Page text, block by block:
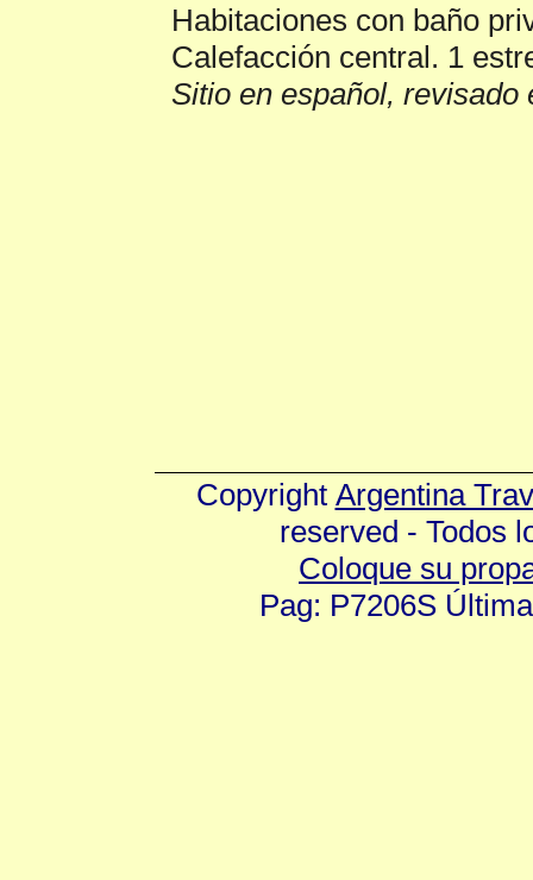
Habitaciones con baño
Calefacción central. 1
Sitio en español, revisado
Copyright Argentina
reserved - Todos
Coloque su
Pag: P7206S